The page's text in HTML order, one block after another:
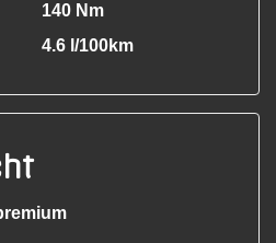
140 Nm
4.6 l/100km